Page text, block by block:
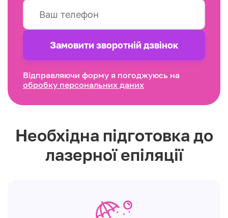
Замовити зворотнiй дзвінок
Відправляючи форму я погоджуюсь на
обробку персональних даних
Необхідна підготовка до
лазерної епіляції